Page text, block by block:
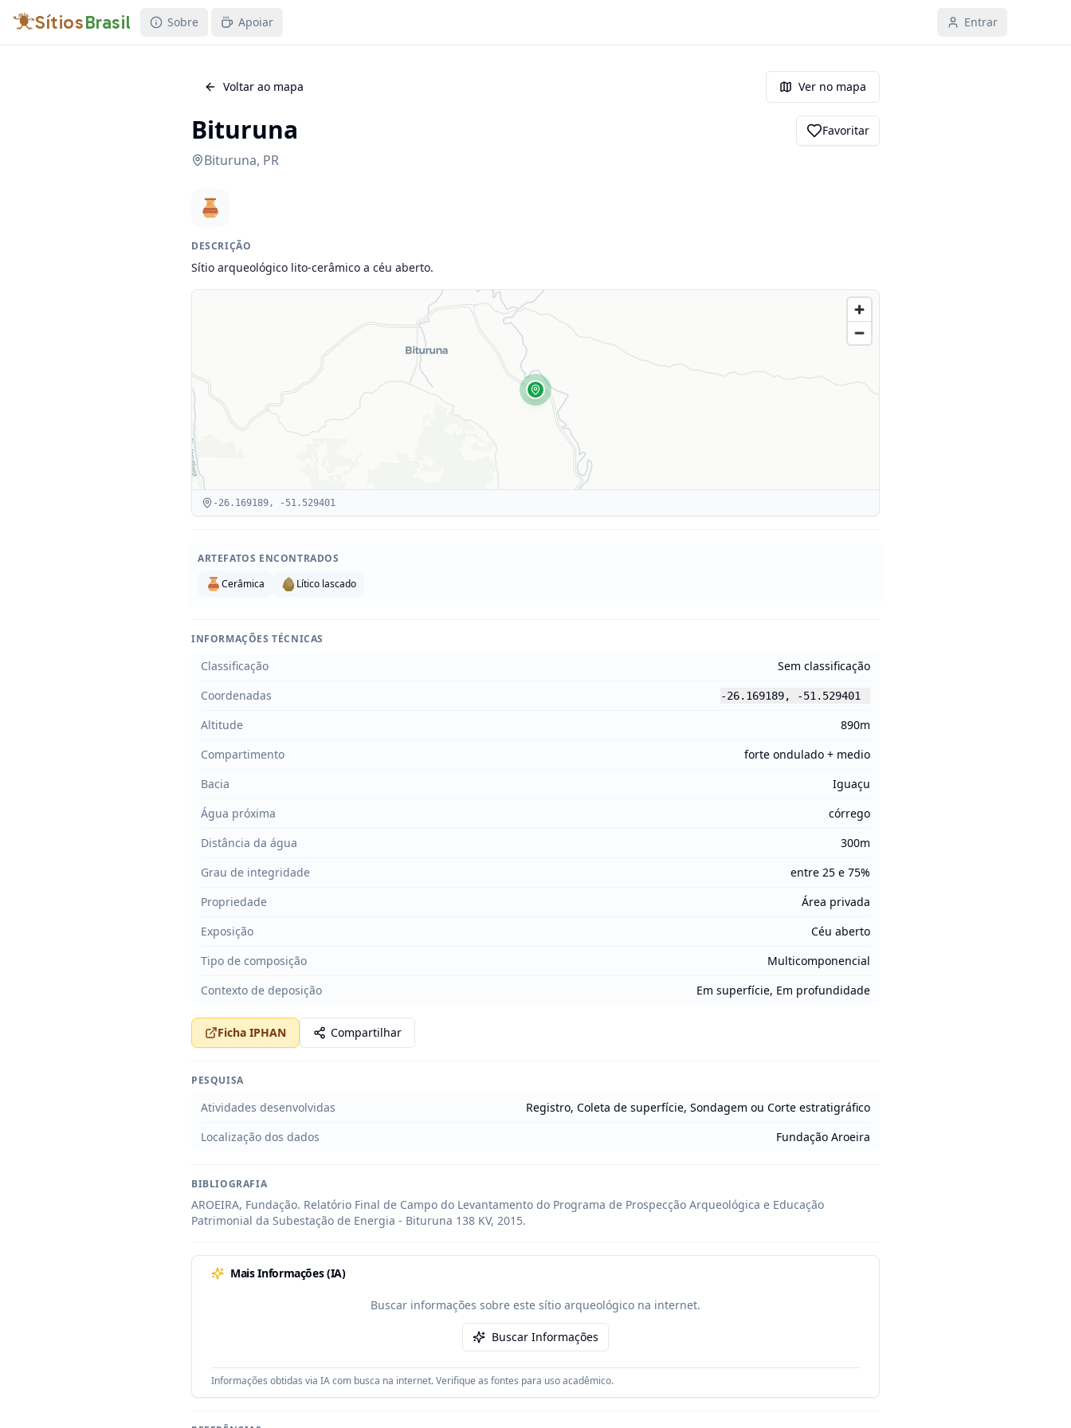
SítiosBrasil Sobre Apoiar Entrar
Voltar ao mapa Ver no mapa
Bituruna
Bituruna, PR
Favoritar
DESCRIÇÃO
Sítio arqueológico lito-cerâmico a céu aberto.
-26.169189, -51.529401
ARTEFATOS ENCONTRADOS
Cerâmica
Lítico lascado
INFORMAÇÕES TÉCNICAS
Classificação
Sem classificação
Coordenadas
-26.169189, -51.529401
Altitude
890m
Compartimento
forte ondulado + medio
Bacia
Iguaçu
Água próxima
córrego
Distância da água
300m
Grau de integridade
entre 25 e 75%
Propriedade
Área privada
Exposição
Céu aberto
Tipo de composição
Multicomponencial
Contexto de deposição
Em superfície, Em profundidade
Ficha IPHAN Compartilhar
PESQUISA
Atividades desenvolvidas
Registro, Coleta de superfície, Sondagem ou Corte estratigráfico
Localização dos dados
Fundação Aroeira
BIBLIOGRAFIA
AROEIRA, Fundação. Relatório Final de Campo do Levantamento do Programa de Prospecção Arqueológica e Educação
Patrimonial da Subestação de Energia - Bituruna 138 KV, 2015.
Mais Informações (IA)
Buscar informações sobre este sítio arqueológico na internet.
Buscar Informações
Informações obtidas via IA com busca na internet. Verifique as fontes para uso acadêmico.